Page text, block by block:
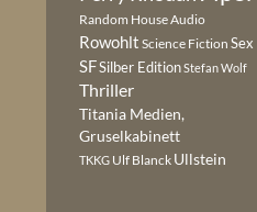
Random House Audio
Rowohlt Science Fiction Sex
SFSilber EditionStefan Wolf
Thriller
Titania Medien,
Gruselkabinett
TKKG Ulf Blanck Ullstein